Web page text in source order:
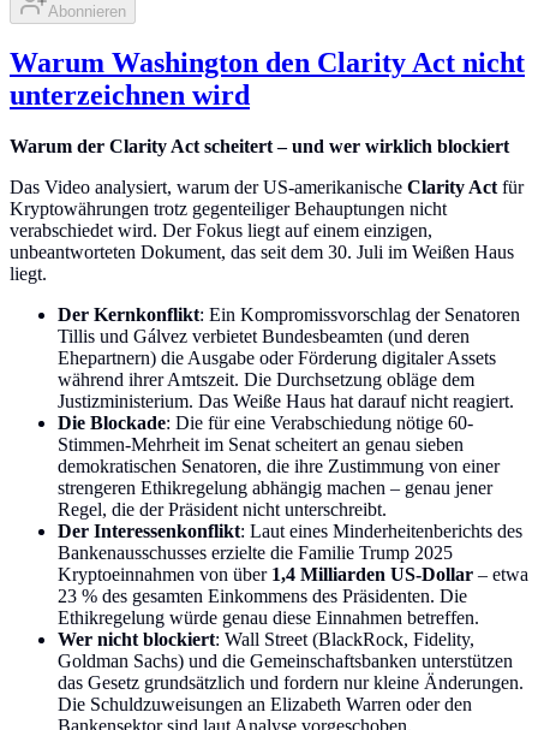
Abonnieren
Warum Washington den Clarity Act nicht
unterzeichnen wird
Warum der Clarity Act scheitert – und wer wirklich blockiert
Das Video analysiert, warum der US-amerikanische Clarity Act für
Kryptowährungen trotz gegenteiliger Behauptungen nicht
verabschiedet wird. Der Fokus liegt auf einem einzigen,
unbeantworteten Dokument, das seit dem 30. Juli im Weißen Haus
liegt.
Der Kernkonflikt: Ein Kompromissvorschlag der Senatoren
Tillis und Gálvez verbietet Bundesbeamten (und deren
Ehepartnern) die Ausgabe oder Förderung digitaler Assets
während ihrer Amtszeit. Die Durchsetzung obläge dem
Justizministerium. Das Weiße Haus hat darauf nicht reagiert.
Die Blockade: Die für eine Verabschiedung nötige 60-
Stimmen-Mehrheit im Senat scheitert an genau sieben
demokratischen Senatoren, die ihre Zustimmung von einer
strengeren Ethikregelung abhängig machen – genau jener
Regel, die der Präsident nicht unterschreibt.
Der Interessenkonflikt: Laut eines Minderheitenberichts des
Bankenausschusses erzielte die Familie Trump 2025
Kryptoeinnahmen von über 1,4 Milliarden US-Dollar – etwa
23 % des gesamten Einkommens des Präsidenten. Die
Ethikregelung würde genau diese Einnahmen betreffen.
Wer nicht blockiert: Wall Street (BlackRock, Fidelity,
Goldman Sachs) und die Gemeinschaftsbanken unterstützen
das Gesetz grundsätzlich und fordern nur kleine Änderungen.
Die Schuldzuweisungen an Elizabeth Warren oder den